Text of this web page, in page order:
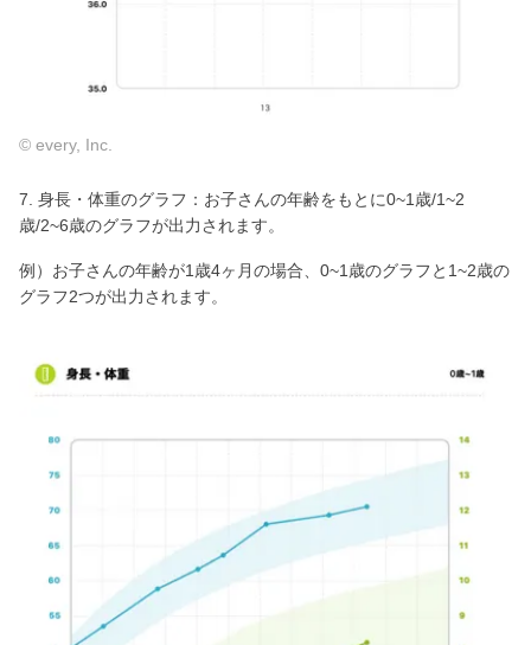
© every, Inc.
7. 身長・体重のグラフ：お子さんの年齢をもとに0~1歳/1~2
歳/2~6歳のグラフが出力されます。
例）お子さんの年齢が1歳4ヶ月の場合、0~1歳のグラフと1~2歳の
グラフ2つが出力されます。